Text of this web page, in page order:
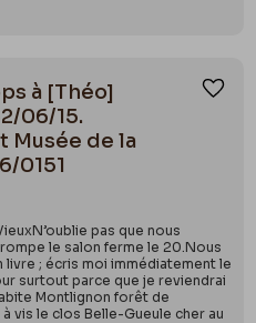
à [Théo]
06/15.
Musée de la
0151
pas que nous
le salon ferme le 20.Nous
; écris moi immédiatement le
surtout parce que je reviendrai
Montlignon forêt de
vis le clos Belle-Gueule cher au